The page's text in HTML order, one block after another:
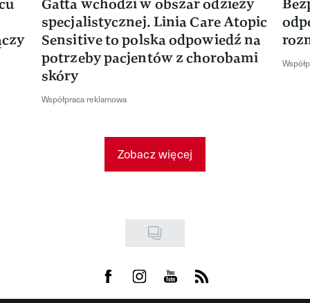
specjalistycznej. Linia Care Atopic
Sensitive to polska odpowiedź na
potrzeby pacjentów z chorobami
skóry
Współpraca reklamowa
Zobacz więcej
Visit us on Facebook
Visit us on Instagram
Visit us on Youtube
Visit us on Rss